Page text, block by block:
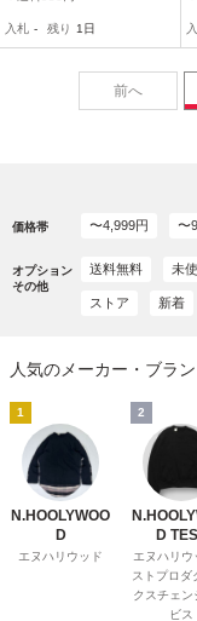
ウェット トレーナー カッ
入札 - 残り 1日
前へ
価格帯 〜4,999円 〜
オプション
その他
送料無料 未
ストア 新着
人気のメーカー・ブラン
1
N.HOOLYWOO
D
エヌハリウッド
2
D
エヌハリウ
ストプロダ
クスチェン
ビス